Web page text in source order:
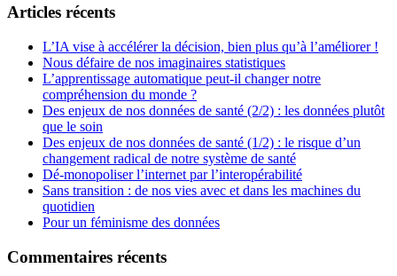
Articles récents
L’IA vise à accélérer la décision, bien plus qu’à l’améliorer !
Nous défaire de nos imaginaires statistiques
L’apprentissage automatique peut-il changer notre
compréhension du monde ?
Des enjeux de nos données de santé (2/2) : les données plutôt
que le soin
Des enjeux de nos données de santé (1/2) : le risque d’un
changement radical de notre système de santé
Dé-monopoliser l’internet par l’interopérabilité
Sans transition : de nos vies avec et dans les machines du
quotidien
Pour un féminisme des données
Commentaires récents